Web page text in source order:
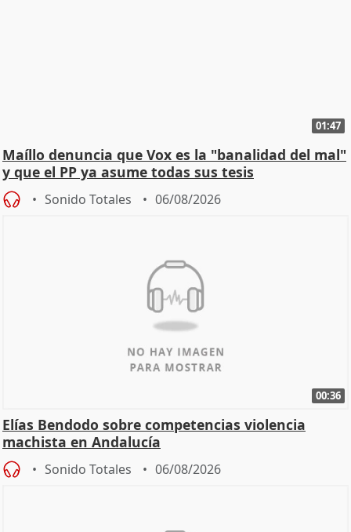
01:47
Maíllo denuncia que Vox es la "banalidad del mal"
y que el PP ya asume todas sus tesis
Sonido Totales 06/08/2026
00:36
Elías Bendodo sobre competencias violencia
machista en Andalucía
Sonido Totales 06/08/2026